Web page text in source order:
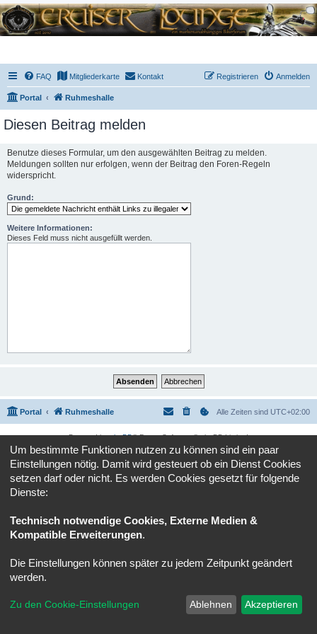
FAQ Mitgliederkarte Kontakt Anmelden
Registrieren
Portal Ruhmeshalle
Diesen Beitrag melden
Benutze dieses Formular, um den ausgewählten Beitrag zu melden.
Meldungen sollten nur erfolgen, wenn der Beitrag den Foren-Regeln
widerspricht.
Grund:
Weitere Informationen:
Dieses Feld muss nicht ausgefüllt werden.
Portal Ruhmeshalle Alle Zeiten sind UTC+02:00
Powered byphpBB® Forum Software © phpBB Limited
Deutsche Übersetzung durchphpBB.de
Datenschutz|Nutzungsbedingungen
Um bestimmte Funktionen nutzen zu können sind ein paar
Einstellungen nötig. Damit wird gesteuert ob ein Dienst Cookies
setzen darf oder nicht. Es werden Cookies gesetzt für folgende
Dienste:
Technisch notwendige Cookies, Externe Medien &
Kompatible Erweiterungen.
Die Einstellungen können später zu jedem Zeitpunkt geändert
werden.
Zu den Cookie-Einstellungen Ablehnen Akzeptieren